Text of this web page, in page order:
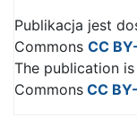
Publikacja jest
Commons CC
The publication
Commons CC